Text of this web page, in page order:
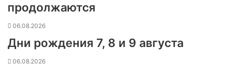
продолжаются
06.08.2026
Дни рождения 7, 8 и 9 августа
06.08.2026